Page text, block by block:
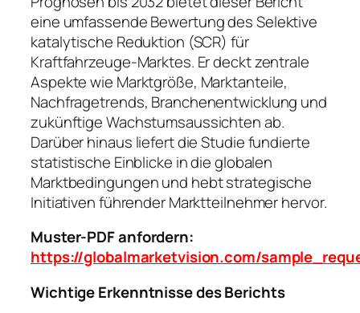
eine umfassende Bewertung des Selektive
katalytische Reduktion (SCR) für
Kraftfahrzeuge-Marktes. Er deckt zentrale
Aspekte wie Marktgröße, Marktanteile,
Nachfragetrends, Branchenentwicklung und
zukünftige Wachstumsaussichten ab.
Darüber hinaus liefert die Studie fundierte
statistische Einblicke in die globalen
Marktbedingungen und hebt strategische
Initiativen führender Marktteilnehmer hervor.
Muster-PDF anfordern:
https://globalmarketvision.com/
Wichtige Erkenntnisse des Berichts